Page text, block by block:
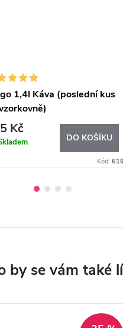
1,4l Káva (poslední kus
Kč
DO KOŠÍKU
Kód: